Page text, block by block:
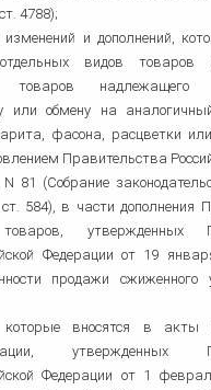
4788);
и дополнений,
видов товаров
товаров
или обмену на
фасона, расцветки
Правительства
81 (Собрание
584), в части дополнения
утвержденных
Федерации от 19
продажи сжиженного
вносятся в акты
утвержденных
Федерации от 1